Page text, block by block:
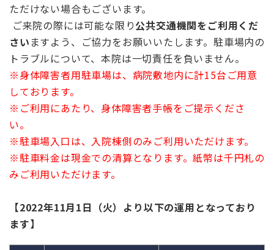
ただけない場合もございます。
ご来院の際には可能な限り公共交通機関をご利用くだ
さい ますよう、ご協力をお願いいたします。駐車場内の
トラブルについて、本院は一切責任を負いません。
※身体障害者用駐車場は、病院敷地内に計15台ご用意
しております。
※ご利用にあたり、身体障害者手帳をご提示くださ
い。
※駐車場入口は、入院棟側のみご利用いただけます。
※駐車料金は現金での清算となります。紙幣は千円札の
みご利用いただけます。
【2022年11月1日（火）より以下の運用となっており
ます】